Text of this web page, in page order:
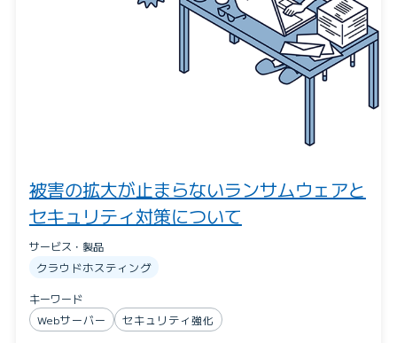
被害の拡大が止まらないランサムウェアと
セキュリティ対策について
サービス・製品
クラウドホスティング
キーワード
Webサーバー
セキュリティ強化